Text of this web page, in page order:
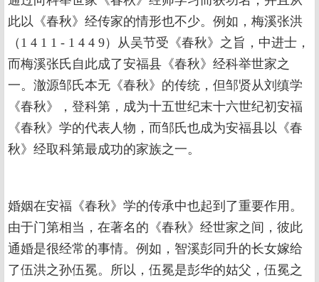
此以《春秋》经传家的情形也不少。例如，梅溪张洪
（1 4 1 1 - 1 4 4 9）从吴节受《春秋》之旨，中进士，
而梅溪张氏自此成了安福县《春秋》经科举世家之
一。澈源邹氏本无《春秋》的传统，但邹贤从刘缜学
《春秋》，登科第，成为十五世纪末十六世纪初安福
《春秋》学的代表人物，而邹氏也成为安福县以《春
秋》经取科第最成功的家族之一。
婚姻在安福《春秋》学的传承中也起到了重要作用。
由于门第相当，在著名的《春秋》经世家之间，彼此
通婚是很经常的事情。例如，智溪彭同升的长女嫁给
了伍洪之孙伍冕。所以，伍冕是彭华的姑父，伍冕之